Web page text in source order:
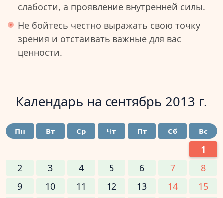
слабости, а проявление внутренней силы.
Не бойтесь честно выражать свою точку
зрения и отстаивать важные для вас
ценности.
Календарь на сентябрь 2013 г.
Пн Вт Ср Чт Пт Сб Вс
1
2
3 4 5 6 7
8
9
10 11 12 13 14 15